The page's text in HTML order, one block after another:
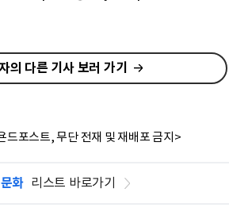
의 다른 기사 보러 가기
드포스트, 무단 전재 및 재배포 금지>
화 리스트 바로가기